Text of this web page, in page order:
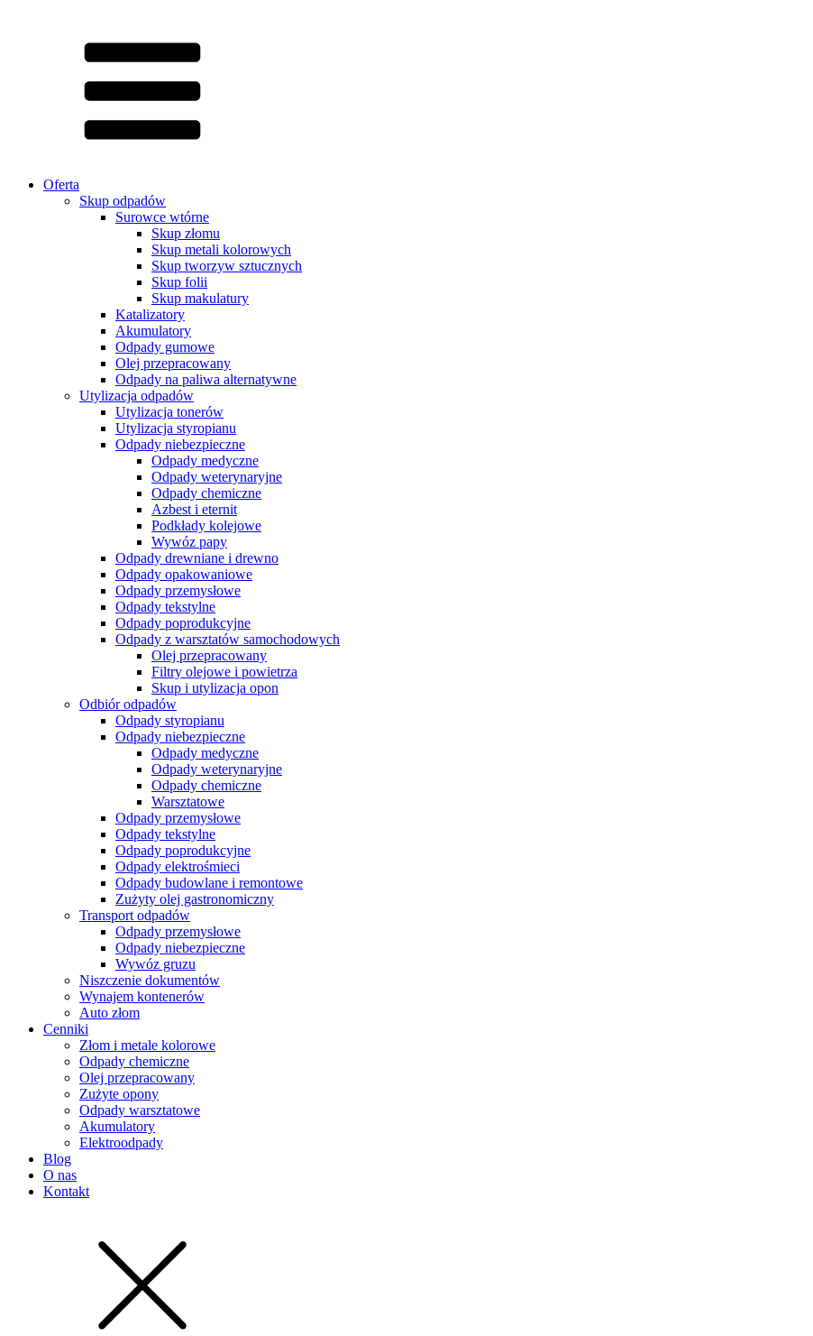
Oferta
Skup odpadów
Surowce wtórne
Skup złomu
Skup metali kolorowych
Skup tworzyw sztucznych
Skup folii
Skup makulatury
Katalizatory
Akumulatory
Odpady gumowe
Olej przepracowany
Odpady na paliwa alternatywne
Utylizacja odpadów
Utylizacja tonerów
Utylizacja styropianu
Odpady niebezpieczne
Odpady medyczne
Odpady weterynaryjne
Odpady chemiczne
Azbest i eternit
Podkłady kolejowe
Wywóz papy
Odpady drewniane i drewno
Odpady opakowaniowe
Odpady przemysłowe
Odpady tekstylne
Odpady poprodukcyjne
Odpady z warsztatów samochodowych
Olej przepracowany
Filtry olejowe i powietrza
Skup i utylizacja opon
Odbiór odpadów
Odpady styropianu
Odpady niebezpieczne
Odpady medyczne
Odpady weterynaryjne
Odpady chemiczne
Warsztatowe
Odpady przemysłowe
Odpady tekstylne
Odpady poprodukcyjne
Odpady elektrośmieci
Odpady budowlane i remontowe
Zużyty olej gastronomiczny
Transport odpadów
Odpady przemysłowe
Odpady niebezpieczne
Wywóz gruzu
Niszczenie dokumentów
Wynajem kontenerów
Auto złom
Cenniki
Złom i metale kolorowe
Odpady chemiczne
Olej przepracowany
Zużyte opony
Odpady warsztatowe
Akumulatory
Elektroodpady
Blog
O nas
Kontakt